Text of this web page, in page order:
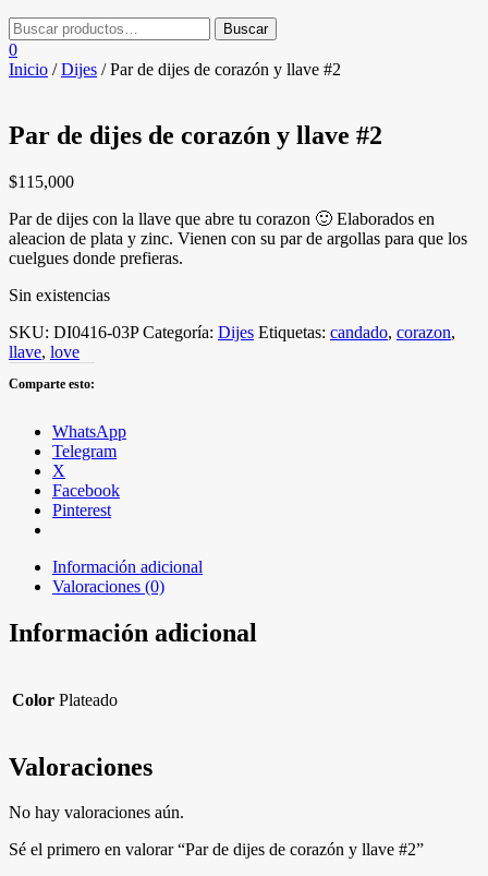
0
Inicio /Dijes / Par de dijes de corazón y llave #2
Par de dijes de corazón y llave #2
$115,000
Par de dijes con la llave que abre tu corazon 🙂 Elaborados en
aleacion de plata y zinc. Vienen con su par de argollas para que los
cuelgues donde prefieras.
Sin existencias
SKU: DI0416-03P Categoría: Dijes Etiquetas: candado, corazon,
llave, love
Comparte esto:
WhatsApp
Telegram
X
Facebook
Pinterest
Información adicional
Valoraciones (0)
Información adicional
Color Plateado
Valoraciones
No hay valoraciones aún.
Sé el primero en valorar “Par de dijes de corazón y llave #2”